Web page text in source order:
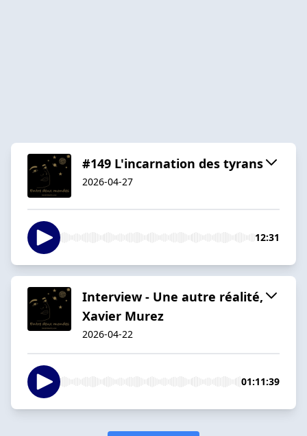
#149 L'incarnation des tyrans
2026-04-27
12:31
Interview - Une autre réalité,
Xavier Murez
2026-04-22
01:11:39